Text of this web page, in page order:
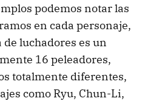
podemos notar las
en cada personaje,
luchadores es un
16 peleadores,
totalmente diferentes,
como Ryu, Chun-Li,